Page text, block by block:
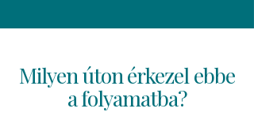
Milyen úton érkezel ebbe
a folyamatba?